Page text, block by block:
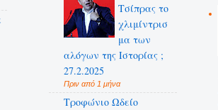
Τσίπρας το
χλιμίντρισ
μα των
αλόγων της Ιστορίας ;
27.2.2025
Πριν από 1 μήνα
Τροφώνιο Ωδείο